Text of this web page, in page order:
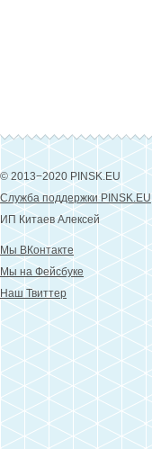
© 2013−2020 PINSK.EU
Служба поддержки PINSK.EU
ИП Китаев Алексей
Мы ВКонтакте
Мы на Фейсбуке
Наш Твиттер